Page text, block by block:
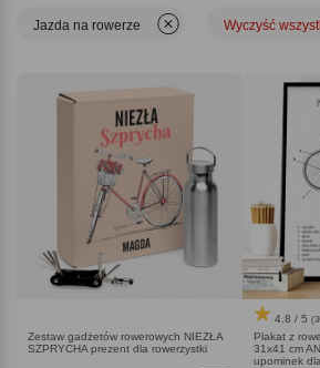
obdarowanego gwarantowana!
Jazda na rowerze Wyczyść
Zestaw gadżetów rowerowych NIEZŁA
SZPRYCHA prezent dla rowerzystki
4.8 / 5
Plakat z
31x41 cm
upominek